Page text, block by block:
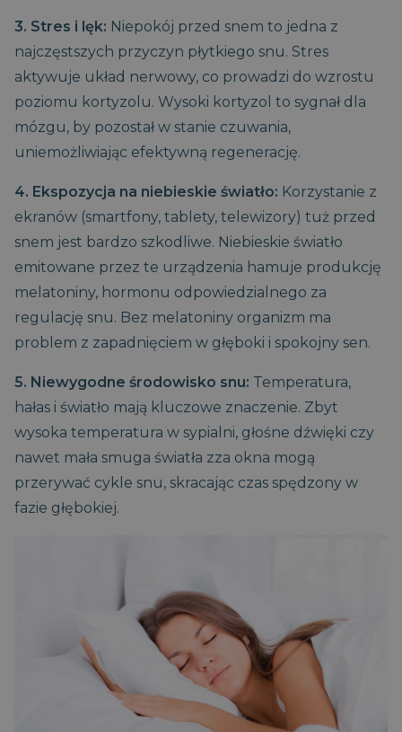
3. Stres i lęk: Niepokój przed snem to jedna z
najczęstszych przyczyn płytkiego snu. Stres
aktywuje układ nerwowy, co prowadzi do wzrostu
poziomu kortyzolu. Wysoki kortyzol to sygnał dla
mózgu, by pozostał w stanie czuwania,
uniemożliwiając efektywną regenerację.
4. Ekspozycja na niebieskie światło: Korzystanie z
ekranów (smartfony, tablety, telewizory) tuż przed
snem jest bardzo szkodliwe. Niebieskie światło
emitowane przez te urządzenia hamuje produkcję
melatoniny, hormonu odpowiedzialnego za
regulację snu. Bez melatoniny organizm ma
problem z zapadnięciem w głęboki i spokojny sen.
5. Niewygodne środowisko snu: Temperatura,
hałas i światło mają kluczowe znaczenie. Zbyt
wysoka temperatura w sypialni, głośne dźwięki czy
nawet mała smuga światła zza okna mogą
przerywać cykle snu, skracając czas spędzony w
fazie głębokiej.